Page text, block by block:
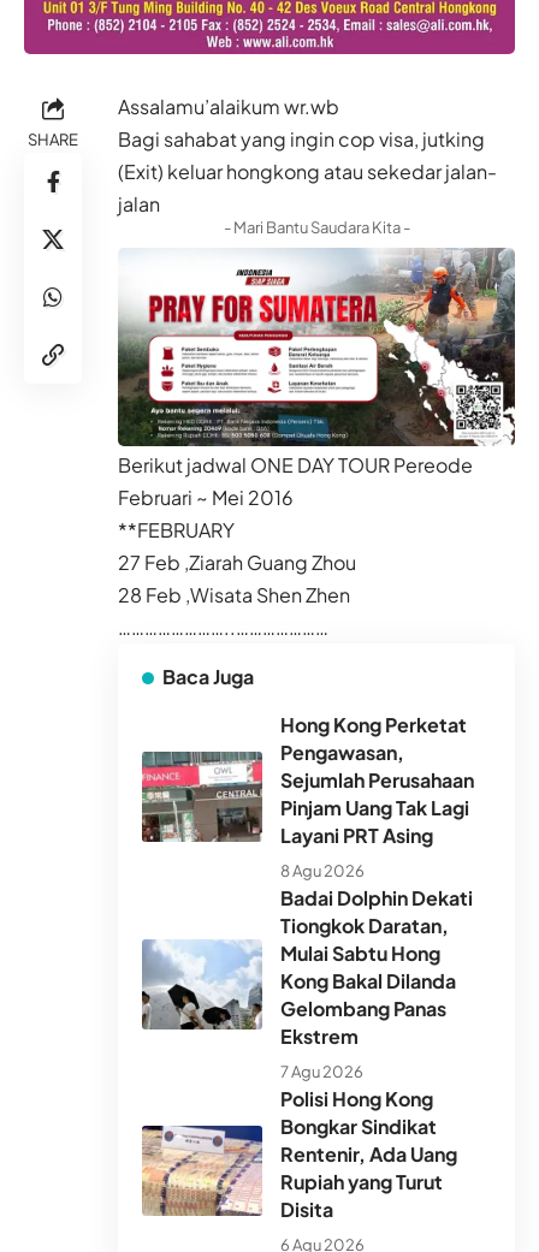
SHARE
Assalamu’alaikum wr.wb
Bagi sahabat yang ingin cop visa, jutking
(Exit) keluar hongkong atau sekedar jalan-
jalan
- Mari Bantu Saudara Kita -
Berikut jadwal ONE DAY TOUR Pereode
Februari ~ Mei 2016
**FEBRUARY
27 Feb ,Ziarah Guang Zhou
28 Feb ,Wisata Shen Zhen
……………………..…………………
Baca Juga
Hong Kong Perketat
Pengawasan,
Sejumlah Perusahaan
Pinjam Uang Tak Lagi
Layani PRT Asing
8 Agu 2026
Badai Dolphin Dekati
Tiongkok Daratan,
Mulai Sabtu Hong
Kong Bakal Dilanda
Gelombang Panas
Ekstrem
7 Agu 2026
Polisi Hong Kong
Bongkar Sindikat
Rentenir, Ada Uang
Rupiah yang Turut
Disita
6 Agu 2026